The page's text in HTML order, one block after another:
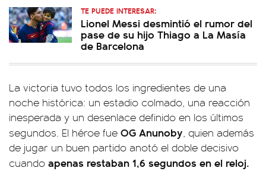
TE PUEDE INTERESAR:
Lionel Messi desmintió el rumor del
pase de su hijo Thiago a La Masía
de Barcelona
La victoria tuvo todos los ingredientes de una
noche histórica: un estadio colmado, una reacción
inesperada y un desenlace definido en los últimos
segundos. El héroe fue OG Anunoby, quien además
de jugar un buen partido anotó el doble decisivo
cuando apenas restaban 1,6 segundos en el reloj.